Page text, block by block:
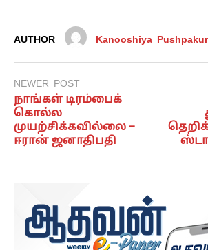
AUTHOR Kanooshiya
NEWER POST
நாங்கள் டிரம்பைக்
கொல்ல
முயற்சிக்கவில்லை –
ஈரான் ஜனாதிபதி